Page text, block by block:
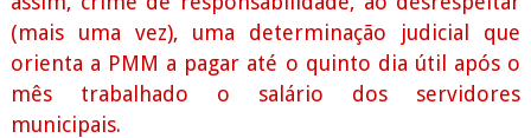
(mais uma vez), uma determinação judicial que
orienta a PMM a pagar até o quinto dia útil após o
mês trabalhado o salário dos servidores
municipais.